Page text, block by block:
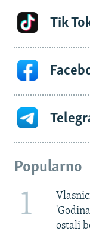
Tik
Popularno
1
ostali